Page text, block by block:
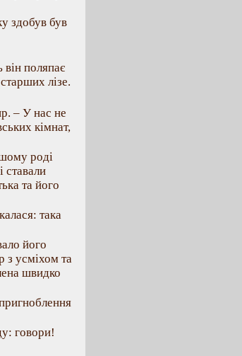
здобув був
поляпає
лізе.
– У нас не
кімнат,
роді
ставали
та його
така
його
з усміхом та
швидко
говори!